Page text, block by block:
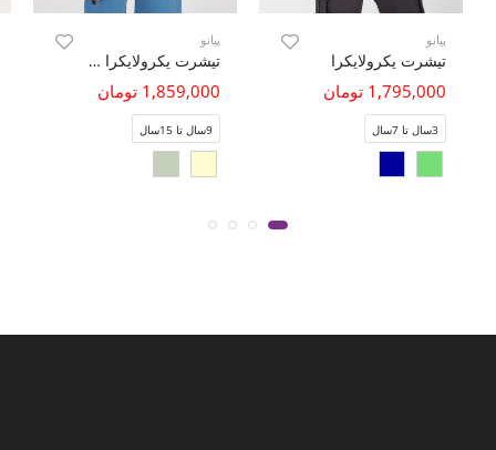
پیانو
تیشرت یکرولایکرا
1,795,000 تومان
3سال تا 7سال
پیانو
تیشرت یکرولایکرا آستین افتاده
1,859,000 تومان
9سال تا 15سال